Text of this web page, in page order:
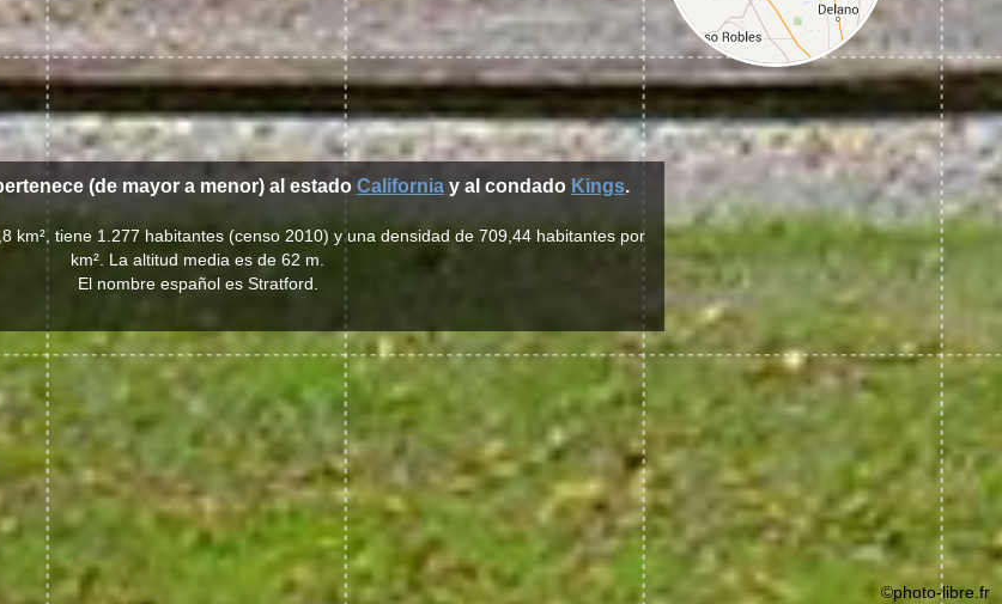
(de mayor a menor) al estado California y al condado Kings.
km², tiene 1.277 habitantes (censo 2010) y una densidad de 709,44 habitantes por
km². La altitud media es de 62 m.
El nombre español es Stratford.
©photo-libre.fr